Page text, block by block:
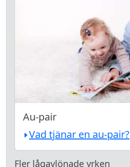
Au-pair
Vad tjänar en au-pair?
Fler lågavlönade yrken